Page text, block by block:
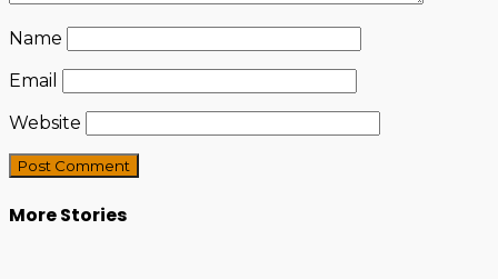
Name
Email
Website
More Stories